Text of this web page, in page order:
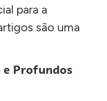
para a
são uma
e Profundos